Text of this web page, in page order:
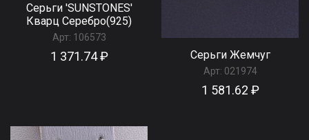
Серьги 'SUNSTONES'
Кварц Серебро(925)
Арт: 106573
1 371.74 ₽ Серьги Жемчуг
Арт: 021974
1 581.62 ₽